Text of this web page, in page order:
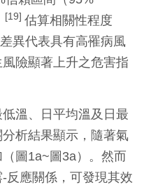
[19] 估算相關性程度
異代表具有高罹病風
險顯著上升之危害指
溫、日平均溫及日最
析結果顯示，隨著氣
圖1a~圖3a）。然而
反應關係，可發現其效